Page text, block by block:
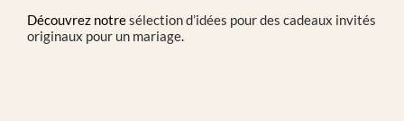
Découvrez notresélection d’idées pour des cadeaux invités
originaux pour un mariage.